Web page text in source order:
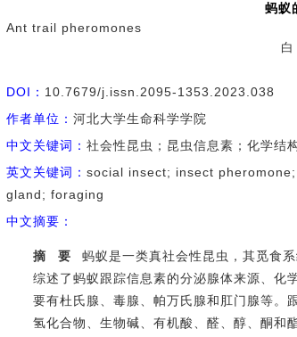
蚂蚁
Ant trail pheromones
DOI： 10.7679/j.issn.2095-1353.2023.038
作者单位： 河北大学生命科学学院
中文关键词： 社会性昆虫；昆虫信息素；化学结
英文关键词： social insect; insect
gland; foraging
中文摘要：
摘 要
蚂蚁是一类真社会性昆虫，其觅食
综述了蚂蚁跟踪信息素的分泌腺体来源、化
要有杜氏腺、毒腺、帕万氏腺和肛门腺等。
氢化合物、生物碱、有机酸、醛、醇、酮和